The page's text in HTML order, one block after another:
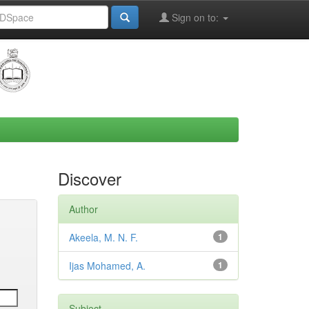
Sign on to:
Discover
Author
1
Akeela, M. N. F.
1
Ijas Mohamed, A.